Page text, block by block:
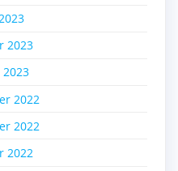
2023
2023
2022
2022
2022